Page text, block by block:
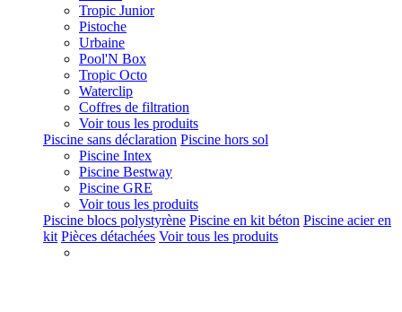
Tropic Junior
Pistoche
Urbaine
Pool'N Box
Tropic Octo
Waterclip
Coffres de filtration
Voir tous les produits
Piscine sans déclaration Piscine hors sol
Piscine Intex
Piscine Bestway
Piscine GRE
Voir tous les produits
Piscine blocs polystyrène Piscine en kit béton Piscine acier en
kit Pièces détachées Voir tous les produits